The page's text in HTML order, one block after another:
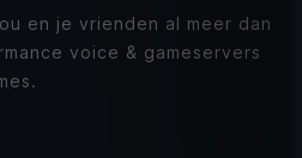
en je vrienden al meer dan
voice & gameservers